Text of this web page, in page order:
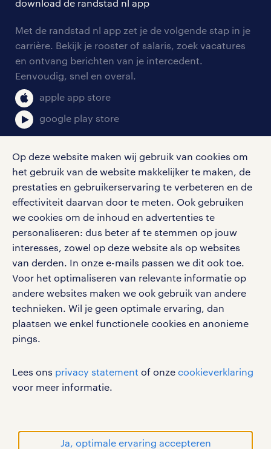
Op deze website maken wij gebruik van cookies om
het gebruik van de website makkelijker te maken, de
prestaties en gebruikerservaring te verbeteren en de
effectiviteit daarvan door te meten. Ook gebruiken
we cookies om de inhoud en advertenties te
personaliseren: dus beter af te stemmen op jouw
interesses, zowel op deze website als op websites
van derden. In onze e-mails passen we dit ook toe.
Voor het optimaliseren van relevante informatie op
andere websites maken we ook gebruik van andere
technieken. Wil je geen optimale ervaring, dan
plaatsen we enkel functionele cookies en anonieme
pings.
Lees ons privacy statement of onze cookieverklaring
voor meer informatie.
Ja, optimale ervaring accepteren
tarieven
personeel gezocht
aanmelden nieuwsbrief
blogs en artikelen
salarischecker
bruto-netto calculator
onze vestigingen
pers
klachten en misstanden
download de randstad nl app
Met de randstad nl app zet je de volgende stap in je
carrière. Bekijk je rooster of salaris, zoek vacatures
en ontvang berichten van je intercedent.
Eenvoudig, snel en overal.
apple app store
google play store
social media
Volg ons voor de leukste content omtrent
vacatures, solliciteren en inspiratie.
werken bij randstad
gebruikersvoorwaarden
privacystatement
cookies
handelsmerken van Randstad N.V.